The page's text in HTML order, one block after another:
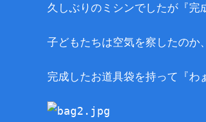
久しぶりのミシンでしたが『完
子どもたちは空気を察したのか
完成したお道具袋を持って『わ